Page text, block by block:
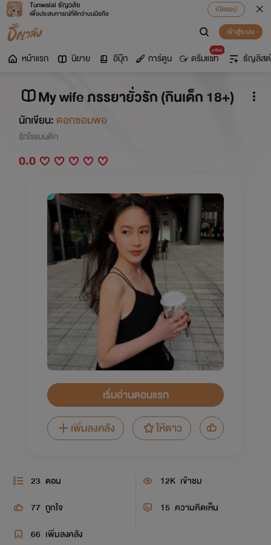
Tunwalai ธัญวลัย
เพื่อประสบการณ์ที่ดีกว่าบนมือถือ
เปิดแอป
เข้าสู่ระบบ
หน้าแรก นิยาย อีบุ๊ก การ์ตูน
มาใหม่
ดรีมแชท ธัญลิสต์
My wife ภรรยายั่วรัก (กินเด็ก 18+)
นักเขียน: ดอกซอมพอ
รักโรแมนติก
0.0
เริ่มอ่านตอนแรก
เพิ่มลงคลัง
ให้ดาว
23 ตอน 12K เข้าชม
77 ถูกใจ 15 ความคิดเห็น
66 เพิ่มลงคลัง